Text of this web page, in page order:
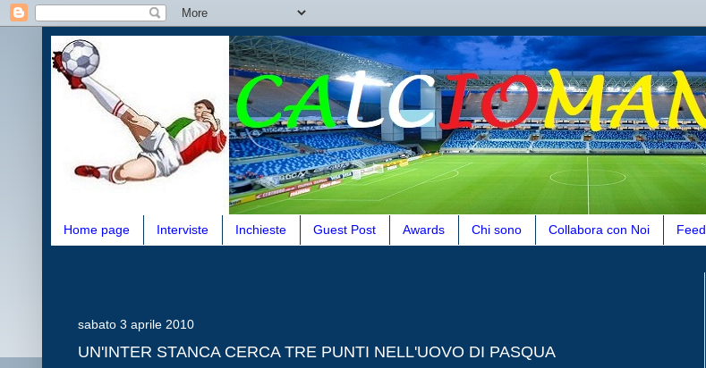
Home page Interviste Inchieste Guest Post Awards Chi sono Collabora con Noi Feed
sabato 3 aprile 2010
UN'INTER STANCA CERCA TRE PUNTI NELL'UOVO DI PASQUA